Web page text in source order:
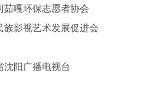
茹嘎环保志愿者协会
族影视艺术发展促进会
沈阳广播电视台